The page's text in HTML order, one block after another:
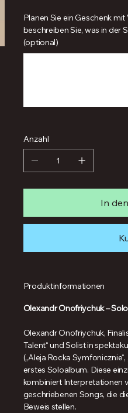
Planen Sie ein Geschenk
beschreiben Sie, was in der
(optional)
Anzahl
In
Produktinformationen
Olexandr Onofriychuk –
Olexandr Onofriychuk,
Talent“ und Solist in
(„Aleja Rocka
erstes Soloalbum. Diese
kombiniert Interpretationen
geschriebenen Songs, die
Beweis stellen.